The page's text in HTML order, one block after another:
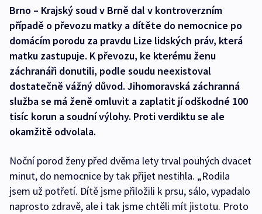
Brno – Krajský soud v Brně dal v kontroverzním
případě o převozu matky a dítěte do nemocnice po
domácím porodu za pravdu Lize lidských práv, která
matku zastupuje. K převozu, ke kterému ženu
záchranáři donutili, podle soudu neexistoval
dostatečně vážný důvod. Jihomoravská záchranná
služba se má ženě omluvit a zaplatit jí odškodné 100
tisíc korun a soudní výlohy. Proti verdiktu se ale
okamžitě odvolala.
Noční porod ženy před dvěma lety trval pouhých dvacet
minut, do nemocnice by tak přijet nestihla. „Rodila
jsem už potřetí. Dítě jsme přiložili k prsu, sálo, vypadalo
naprosto zdravě, ale i tak jsme chtěli mít jistotu. Proto